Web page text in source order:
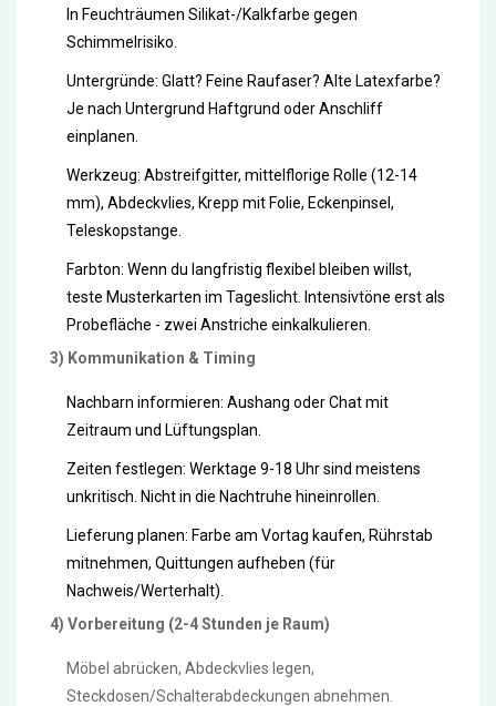
In Feuchträumen Silikat-/Kalkfarbe gegen
Schimmelrisiko.
Untergründe: Glatt? Feine Raufaser? Alte Latexfarbe?
Je nach Untergrund Haftgrund oder Anschliff
einplanen.
Werkzeug: Abstreifgitter, mittelflorige Rolle (12-14
mm), Abdeckvlies, Krepp mit Folie, Eckenpinsel,
Teleskopstange.
Farbton: Wenn du langfristig flexibel bleiben willst,
teste Musterkarten im Tageslicht. Intensivtöne erst als
Probefläche - zwei Anstriche einkalkulieren.
3) Kommunikation & Timing
Nachbarn informieren: Aushang oder Chat mit
Zeitraum und Lüftungsplan.
Zeiten festlegen: Werktage 9-18 Uhr sind meistens
unkritisch. Nicht in die Nachtruhe hineinrollen.
Lieferung planen: Farbe am Vortag kaufen, Rührstab
mitnehmen, Quittungen aufheben (für
Nachweis/Werterhalt).
4) Vorbereitung (2-4 Stunden je Raum)
Möbel abrücken, Abdeckvlies legen,
Steckdosen/Schalterabdeckungen abnehmen.